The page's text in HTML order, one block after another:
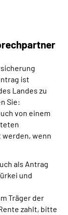
ist
Landes zu
Sie:
von einem
wenn
als Antrag
und
Träger der
zahlt, bitte